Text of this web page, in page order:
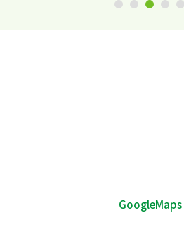
1 2 3 4 5
GoogleMaps